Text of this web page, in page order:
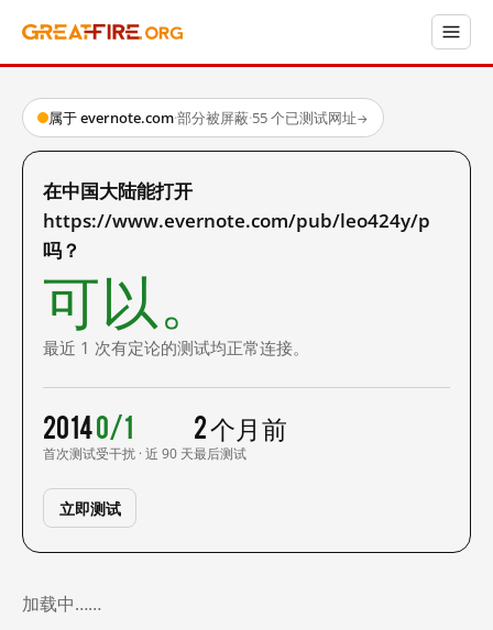
属于 evernote.com·部分被屏蔽·55 个已测试网址→
在中国大陆能打开
https://www.evernote.com/pub/leo424y/p
吗？
可以。
最近 1 次有定论的测试均正常连接。
2014
首次测试
0/1
受干扰 · 近 90 天
2 个月前
最后测试
立即测试
加载中……